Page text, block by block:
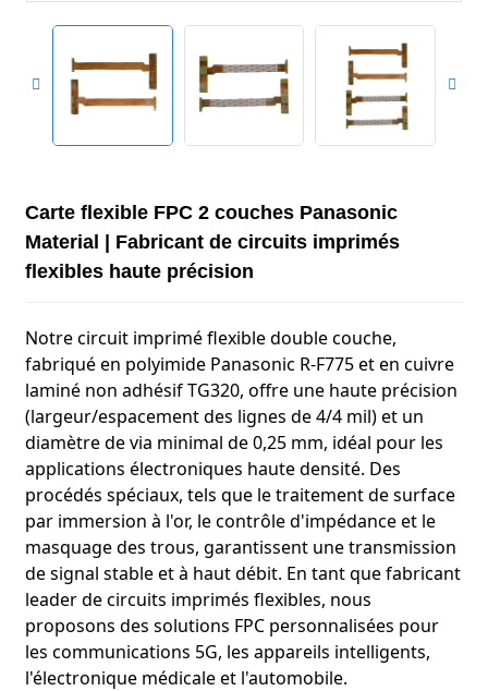
Carte flexible FPC 2 couches Panasonic
Material | Fabricant de circuits imprimés
flexibles haute précision
Notre circuit imprimé flexible double couche,
fabriqué en polyimide Panasonic R-F775 et en cuivre
laminé non adhésif TG320, offre une haute précision
(largeur/espacement des lignes de 4/4 mil) et un
diamètre de via minimal de 0,25 mm, idéal pour les
applications électroniques haute densité. Des
procédés spéciaux, tels que le traitement de surface
par immersion à l'or, le contrôle d'impédance et le
masquage des trous, garantissent une transmission
de signal stable et à haut débit. En tant que fabricant
leader de circuits imprimés flexibles, nous
proposons des solutions FPC personnalisées pour
les communications 5G, les appareils intelligents,
l'électronique médicale et l'automobile.